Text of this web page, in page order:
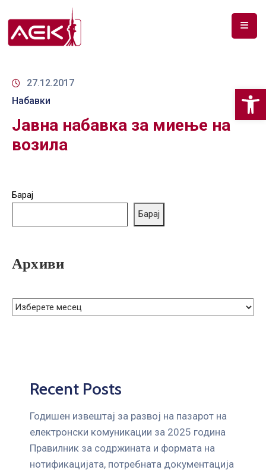
ЗА
ДОКУМЕНТИ
РФ
НА
ГРИЖА
КОРИСНИЦИ
27.12.2017
Набавки
Јавна набавка за миење на
возила
Барај
Барај
Архиви
Recent Posts
Годишен извештај за развој на пазарот на
електронски комуникации за 2025 година
Правилник за содржината и формата на
нотификацијата, потребната документација